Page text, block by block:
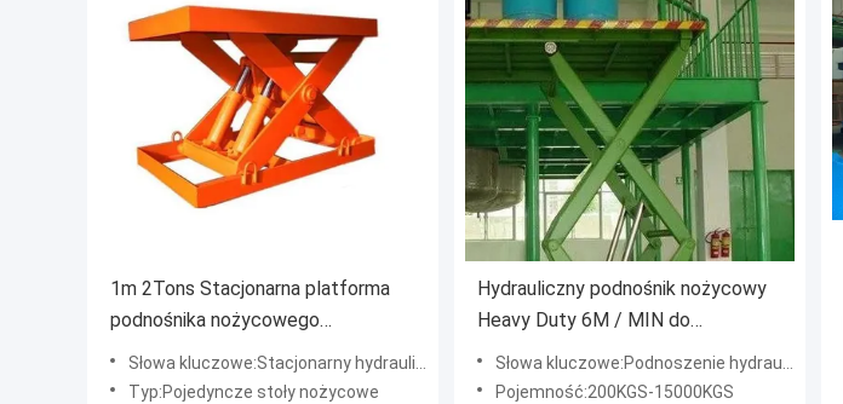
1m 2Tons Stacjonarna platforma
podnośnika nożycowego
Konfigurowalna Pokonywanie różnic
poziomów
Słowa kluczowe:Stacjonarny hydrauliczny stół podnoszący
Typ:Pojedyncze stoły nożycowe
Hydrauliczny podnośnik nożycowy
Heavy Duty 6M / MIN do
przenoszenia materiałów
wielkogabarytowych
Słowa kluczowe:Podnoszenie hydrauliczne platformy elektrycznej
Pojemność:200KGS-15000KGS